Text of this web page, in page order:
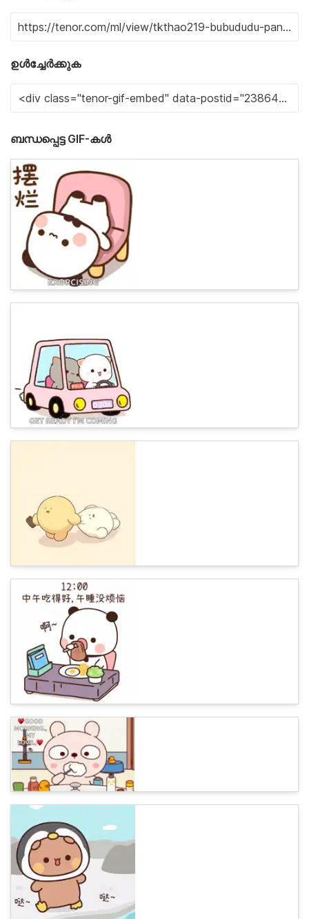
ഉൾച്ചേർക്കുക
ബന്ധപ്പെട്ട GIF-കൾ